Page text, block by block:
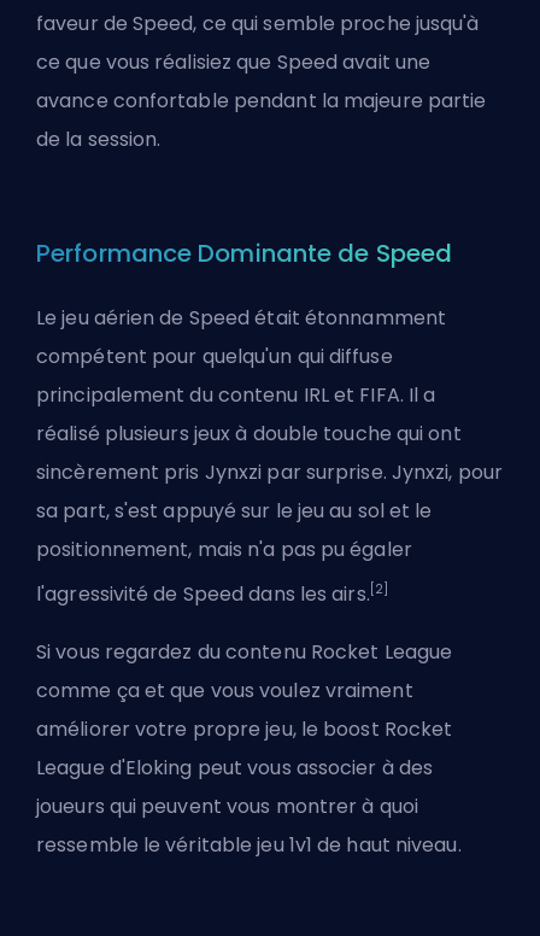
faveur de Speed, ce qui semble proche jusqu'à
ce que vous réalisiez que Speed avait une
avance confortable pendant la majeure partie
de la session.
Performance Dominante de Speed
Le jeu aérien de Speed était étonnamment
compétent pour quelqu'un qui diffuse
principalement du contenu IRL et FIFA. Il a
réalisé plusieurs jeux à double touche qui ont
sincèrement pris Jynxzi par surprise. Jynxzi, pour
sa part, s'est appuyé sur le jeu au sol et le
positionnement, mais n'a pas pu égaler
l'agressivité de Speed dans les airs. [2]
Si vous regardez du contenu Rocket League
comme ça et que vous voulez vraiment
améliorer votre propre jeu, le boost Rocket
League d'Eloking peut vous associer à des
joueurs qui peuvent vous montrer à quoi
ressemble le véritable jeu 1v1 de haut niveau.